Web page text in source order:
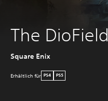
The
Square Enix
Erhältlich für PS4 PS5